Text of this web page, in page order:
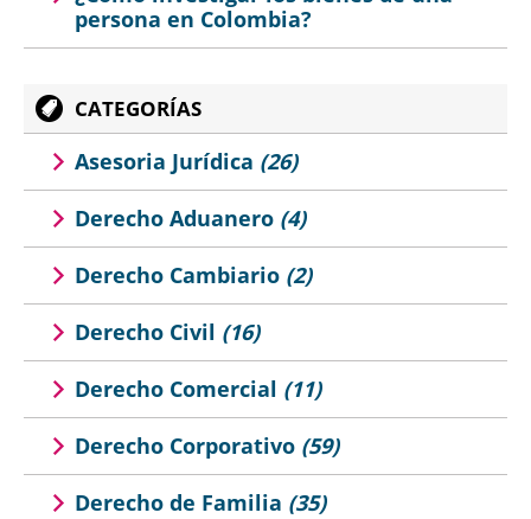
persona en Colombia?
CATEGORÍAS
Asesoria Jurídica (26)
Derecho Aduanero (4)
Derecho Cambiario (2)
Derecho Civil (16)
Derecho Comercial (11)
Derecho Corporativo (59)
Derecho de Familia (35)